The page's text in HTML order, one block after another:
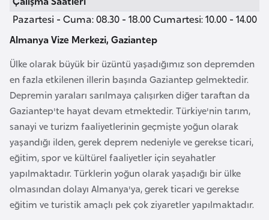
l
e
m
e
r
i
Pazartesi - Cuma: 08.30 - 18.00 Cumartesi: 10.00 - 14.00
Almanya Vize Merkezi, Gaziantep
Ülke olarak büyük bir üzüntü yaşadığımız son depremden
en fazla etkilenen illerin başında Gaziantep gelmektedir.
Depremin yaraları sarılmaya çalışırken diğer taraftan da
Gaziantep'te hayat devam etmektedir. Türkiye'nin tarım,
sanayi ve turizm faaliyetlerinin geçmişte yoğun olarak
yaşandığı ilden, gerek deprem nedeniyle ve gerekse ticari,
eğitim, spor ve kültürel faaliyetler için seyahatler
yapılmaktadır. Türklerin yoğun olarak yaşadığı bir ülke
olmasından dolayı Almanya'ya, gerek ticari ve gerekse
eğitim ve turistik amaçlı pek çok ziyaretler yapılmaktadır.
t
u
r
a
A
z
e
r
b
a
y
c